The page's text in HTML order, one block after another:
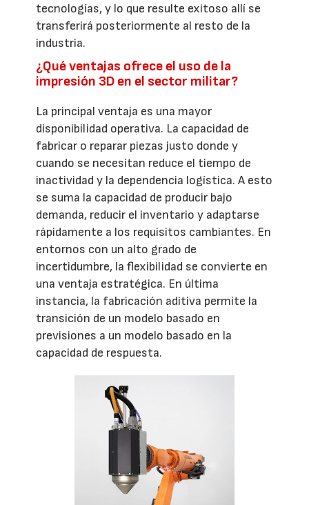
tecnologías, y lo que resulte exitoso allí se
transferirá posteriormente al resto de la
industria.
¿Qué ventajas ofrece el uso de la
impresión 3D en el sector militar?
La principal ventaja es una mayor
disponibilidad operativa. La capacidad de
fabricar o reparar piezas justo donde y
cuando se necesitan reduce el tiempo de
inactividad y la dependencia logística. A esto
se suma la capacidad de producir bajo
demanda, reducir el inventario y adaptarse
rápidamente a los requisitos cambiantes. En
entornos con un alto grado de
incertidumbre, la flexibilidad se convierte en
una ventaja estratégica. En última
instancia, la fabricación aditiva permite la
transición de un modelo basado en
previsiones a un modelo basado en la
capacidad de respuesta.